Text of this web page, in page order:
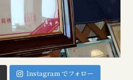
Instagram でフォロー